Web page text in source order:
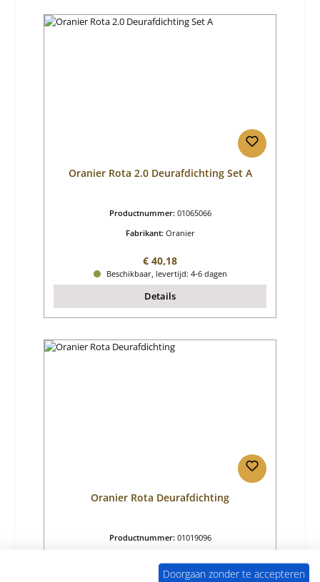
Oranier Rota 2.0 Deurafdichting Set A
Productnummer: 01065066
Fabrikant: Oranier
Normale prijs:
€ 40,18
Beschikbaar, levertijd: 4-6 dagen
Details
Oranier Rota Deurafdichting
Productnummer: 01019096
Doorgaan zonder te accepteren